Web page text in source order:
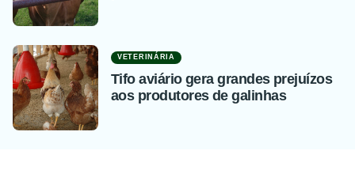
VETERINÁRIA
Tifo aviário gera grandes prejuízos
aos produtores de galinhas